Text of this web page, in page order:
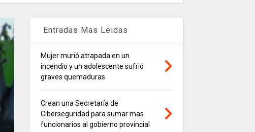
Entradas Mas Leidas
Mujer murió atrapada en un
incendio y un adolescente sufrió
graves quemaduras
Crean una Secretaría de
Ciberseguridad para sumar mas
funcionarios al gobierno provincial